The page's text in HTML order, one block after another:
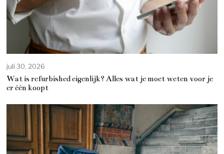
juli 30, 2026
Wat is refurbished eigenlijk? Alles wat je moet weten voor je
er één koopt